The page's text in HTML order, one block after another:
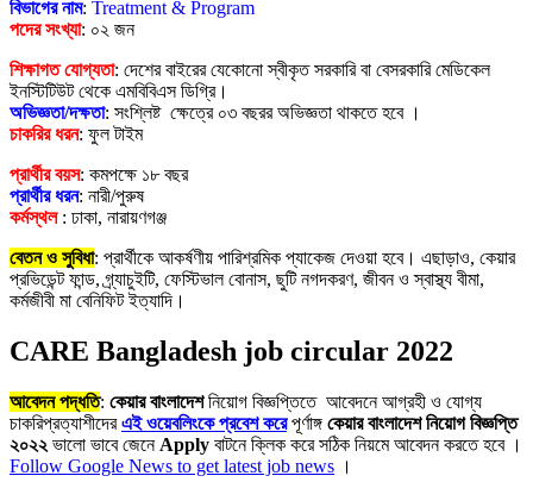
বিভাগের নাম: Treatment & Program
পদের সংখ্যা: ০২ জন
শিক্ষাগত যোগ্যতা: দেশের বাইরের যেকোনো স্বীকৃত সরকারি বা বেসরকারি মেডিকেল
ইনস্টিটিউট থেকে এমবিবিএস ডিগ্রি।
অভিজ্ঞতা/দক্ষতা: সংশ্লিষ্ট ক্ষেত্রে ০৩ বছরর অভিজ্ঞতা থাকতে হবে ।
চাকরির ধরন: ফুল টাইম
প্রার্থীর বয়স: কমপক্ষে ১৮ বছর
প্রার্থীর ধরন: নারী/পুরুষ
কর্মস্থল : ঢাকা, নারায়ণগঞ্জ
বেতন ও সুবিধা: প্রার্থীকে আকর্ষণীয় পারিশ্রমিক প্যাকেজ দেওয়া হবে। এছাড়াও, কেয়ার
প্রভিডেন্ট ফান্ড, গ্র্যাচুইটি, ফেস্টিভাল বোনাস, ছুটি নগদকরণ, জীবন ও স্বাস্থ্য বীমা,
কর্মজীবী ​​মা বেনিফিট ইত্যাদি।
CARE Bangladesh job circular 2022
আবেদন পদ্ধতি: কেয়ার বাংলাদেশনিয়োগ বিজ্ঞপ্তিতে আবেদনে আগ্রহী ও যোগ্য
চাকরিপ্রত্যাশীদেরএই ওয়েবলিংকে প্রবেশ করেপূর্ণাঙ্গ কেয়ার বাংলাদেশনিয়োগ বিজ্ঞপ্তি
২০২২ ভালো ভাবে জেনে Apply বাটনে ক্লিক করে সঠিক নিয়মে আবেদন করতে হবে ।
Follow Google News to get latest job news ।